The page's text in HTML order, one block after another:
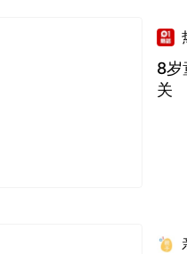
8岁
关